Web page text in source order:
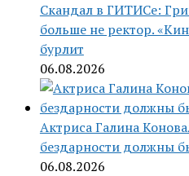
Скандал в ГИТИСе:
больше не ректор.
бурлит
06.08.2026
Актриса Галина
бездарности должны
06.08.2026